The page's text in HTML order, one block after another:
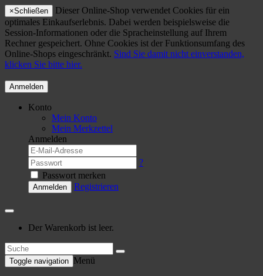
×Schließen
Dieser Online-Shop verwendet Cookies für ein
optimales Einkaufserlebnis. Dabei werden beispielsweise die
Session-Informationen oder die Spracheinstellung auf Ihrem
Rechner gespeichert. Ohne Cookies ist der Funktionsumfang des
Online-Shops eingeschränkt. Sind Sie damit nicht einverstanden,
klicken Sie bitte hier.
Anmelden
Konto
Mein Konto
Mein Merkzettel
Anmelden
?
Passwort merken
Anmelden Registrieren
Der Warenkorb ist leer.
Toggle navigation Menü